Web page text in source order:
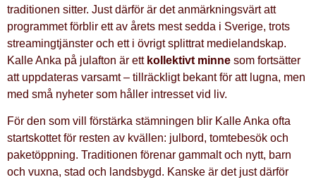
traditionen sitter. Just därför är det anmärkningsvärt att
programmet förblir ett av årets mest sedda i Sverige, trots
streamingtjänster och ett i övrigt splittrat medielandskap.
Kalle Anka på julafton är ett kollektivt minne som fortsätter
att uppdateras varsamt – tillräckligt bekant för att lugna, men
med små nyheter som håller intresset vid liv.
För den som vill förstärka stämningen blir Kalle Anka ofta
startskottet för resten av kvällen: julbord, tomtebesök och
paketöppning. Traditionen förenar gammalt och nytt, barn
och vuxna, stad och landsbygd. Kanske är det just därför